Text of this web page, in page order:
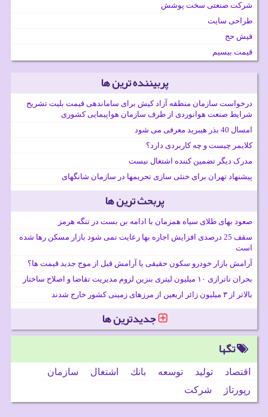
شرکت صنعتی سخت پوشش
طراحی سایت
فیش حج
قیمت بیسیم
پربیننده ترین ها
درخواست سازمان منطقه آزاد کیش برای ساماندهی قیمت بلیت تشریح
شرایط صنعت هوانوردی از طرف سازمان هواپیمایی کشوری
امسال 40 بذر هیبرید معرفی می شود
کلایمر چیست و چه کاربردی دارد؟
مدرک دیگر تضمین کننده اشتغال نیست
پیشنهاد تهران برای خنثی سازی تحریمها در سازمان شانگهای
پربحث ترین ها
صعود بهای طلای سیاه همزمان با ادامه بن بست در تنگه هرمز
سقف 25 درصدی افزایش اجاره بها رعایت نمی شود بازار مسکن رها شده
است
آرامش بازار خودرو سکون حقیقی یا آرامش قبل از موج جدید قیمت ها؟
بحران ناترازی ۱۰ میلیون لیتری بنزین لزوم مدیریت تقاضا و اصلاح ساختار
بالاتر از ۳ میلیون زائر اربعین از مرزهای زمینی کشور خارج شدند
جدیدترین ها
تگها
اقتصاد تولید توسعه بانك اشتغال
سازمان
رپورتاژ
شركت